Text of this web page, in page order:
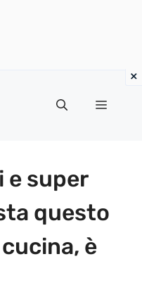
Menu
e super
questo
è